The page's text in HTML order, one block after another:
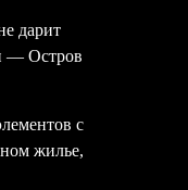
дарит
— Остров
с
жилье,